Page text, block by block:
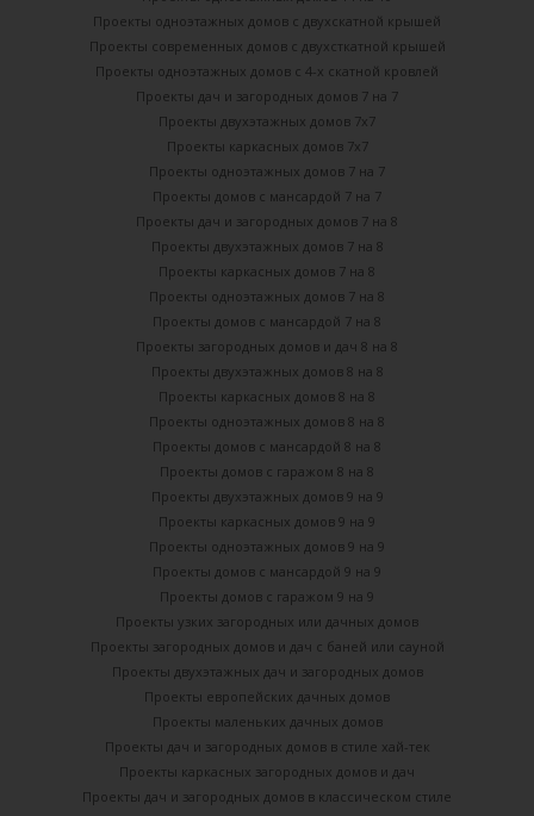
Проекты одноэтажных домов с двухскатной крышей
Проекты современных домов с двухсткатной крышей
Проекты одноэтажных домов с 4-х скатной кровлей
Проекты дач и загородных домов 7 на 7
Проекты двухэтажных домов 7х7
Проекты каркасных домов 7х7
Проекты одноэтажных домов 7 на 7
Проекты домов с мансардой 7 на 7
Проекты дач и загородных домов 7 на 8
Проекты двухэтажных домов 7 на 8
Проекты каркасных домов 7 на 8
Проекты одноэтажных домов 7 на 8
Проекты домов с мансардой 7 на 8
Проекты загородных домов и дач 8 на 8
Проекты двухэтажных домов 8 на 8
Проекты каркасных домов 8 на 8
Проекты одноэтажных домов 8 на 8
Проекты домов с мансардой 8 на 8
Проекты домов с гаражом 8 на 8
Проекты двухэтажных домов 9 на 9
Проекты каркасных домов 9 на 9
Проекты одноэтажных домов 9 на 9
Проекты домов с мансардой 9 на 9
Проекты домов с гаражом 9 на 9
Проекты узких загородных или дачных домов
Проекты загородных домов и дач с баней или сауной
Проекты двухэтажных дач и загородных домов
Проекты европейских дачных домов
Проекты маленьких дачных домов
Проекты дач и загородных домов в стиле хай-тек
Проекты каркасных загородных домов и дач
Проекты дач и загородных домов в классическом стиле